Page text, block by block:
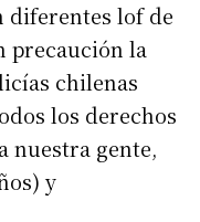
diferentes lof de
precaución la
chilenas
los derechos
nuestra gente,
y